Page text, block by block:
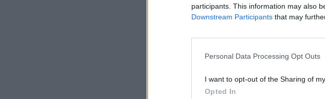
participants. This information may also
Downstream Participants that may
Personal Data Processing Opt Outs
I want to opt-out of the Sharing of
Opted In